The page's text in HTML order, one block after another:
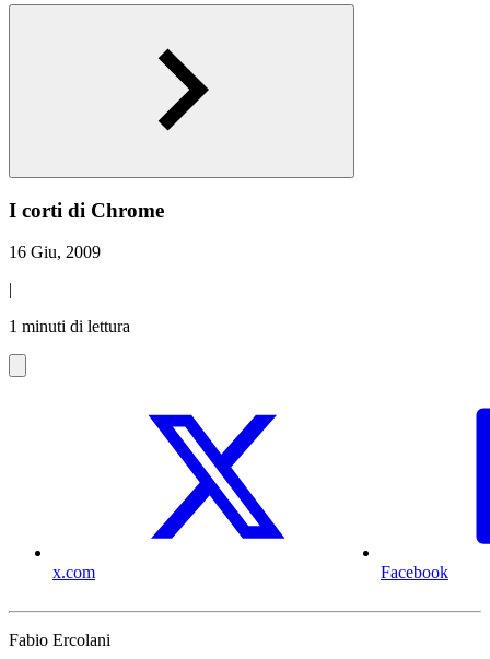
I corti di Chrome
16 Giu, 2009
|
1 minuti di lettura
x.com Facebook
Fabio Ercolani